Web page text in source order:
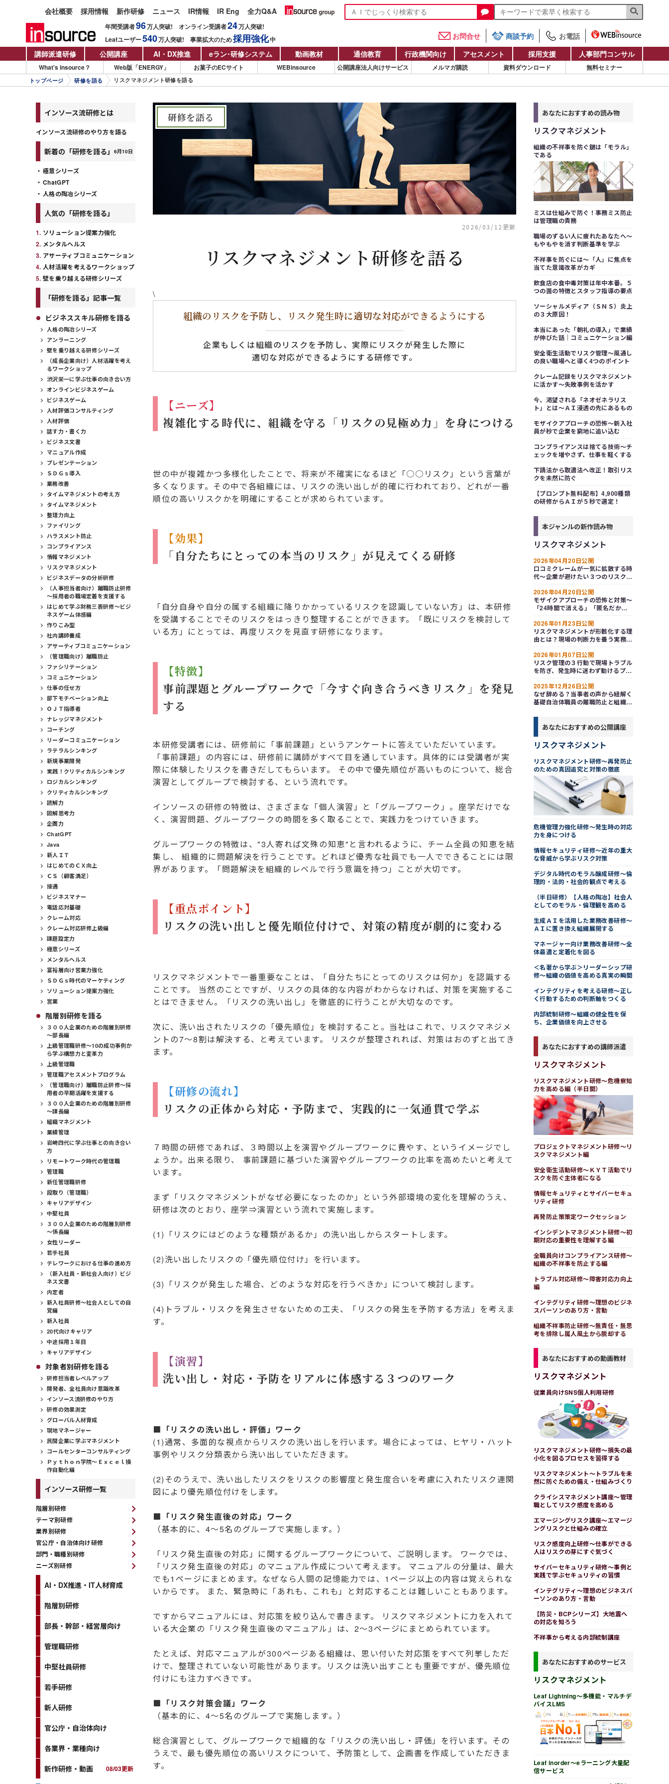
会社概要 採用情報 新作研修 ニュース IR情報 IR Eng 全力Q&A
年間受講者96万人突破! オンライン受講者24万人突破!
Leafユーザー540万人突破! 事業拡大のため採用強化中 お問合せ 商談予約
お電話
講師派遣研修
公開講座 AI・DX推進 eラン・研修システム 動画教材 通信教育 行政機関向け アセスメント 採用支援 人事部門コンサル
What's insource？ Web版「ENERGY」 お菓子のECサイト WEBinsource 公開講座法人向けサービス メルマガ購読 資料ダウンロード 無料セミナー
トップページ 研修を語る リスクマネジメント研修を語る
研修を語る
2026/03/12更新
リスクマネジメント研修を語る
\
組織のリスクを予防し、リスク発生時に適切な対応ができるようにする
企業もしくは組織のリスクを予防し、実際にリスクが発生した際に
適切な対応ができるようにする研修です。
【ニーズ】
複雑化する時代に、組織を守る「リスクの見極め力」を身につける
世の中が複雑かつ多様化したことで、将来が不確実になるほど「○○リスク」という言葉が
多くなります。その中で各組織には、リスクの洗い出しが的確に行われており、どれが一番
順位の高いリスクかを明確にすることが求められています。
【効果】
「自分たちにとっての本当のリスク」が見えてくる研修
「自分自身や自分の属する組織に降りかかっているリスクを認識していない方」は、本研修
を受講することでそのリスクをはっきり整理することができます。「既にリスクを検討して
いる方」にとっては、再度リスクを見直す研修になります。
【特徴】
事前課題とグループワークで「今すぐ向き合うべきリスク」を発見
する
本研修受講者には、研修前に「事前課題」というアンケートに答えていただいています。
「事前課題」の内容には、研修前に講師がすべて目を通しています。具体的には受講者が実
際に体験したリスクを書きだしてもらいます。 その中で優先順位が高いものについて、総合
演習としてグループで検討する、という流れです。
インソースの研修の特徴は、さまざまな「個人演習」と「グループワーク」。座学だけでな
く、演習問題、グループワークの時間を多く取ることで、実践力をつけていきます。
グループワークの特徴は、"3人寄れば文殊の知恵"と言われるように、チーム全員の知恵を結
集し、 組織的に問題解決を行うことです。どれほど優秀な社員でも一人でできることには限
界があります。「問題解決を組織的レベルで行う意識を持つ」ことが大切です。
【重点ポイント】
リスクの洗い出しと優先順位付けで、対策の精度が劇的に変わる
リスクマネジメントで一番重要なことは、「自分たちにとってのリスクは何か」を認識する
ことです。 当然のことですが、リスクの具体的な内容がわからなければ、対策を実施するこ
とはできません。「リスクの洗い出し」を徹底的に行うことが大切なのです。
次に、洗い出されたリスクの「優先順位」を検討すること。当社はこれで、リスクマネジメ
ントの7～8割は解決する、と考えています。 リスクが整理されれば、対策はおのずと出てき
ます。
【研修の流れ】
リスクの正体から対応・予防まで、実践的に一気通貫で学ぶ
７時間の研修であれば、３時間以上を演習やグループワークに費やす、というイメージでし
ょうか。出来る限り、 事前課題に基づいた演習やグループワークの比率を高めたいと考えて
います。
まず「リスクマネジメントがなぜ必要になったのか」という外部環境の変化を理解のうえ、
研修は次のとおり、座学⇒演習という流れで実施します。
(1)「リスクにはどのような種類があるか」の洗い出しからスタートします。
(2)洗い出したリスクの「優先順位付け」を行います。
(3)「リスクが発生した場合、どのような対応を行うべきか」について検討します。
(4)トラブル・リスクを発生させないための工夫、「リスクの発生を予防する方法」を考えま
す。
【演習】
洗い出し・対応・予防をリアルに体感する３つのワーク
■「リスクの洗い出し・評価」ワーク
(1)通常、多面的な視点からリスクの洗い出しを行います。場合によっては、ヒヤリ・ハット
事例やリスク分類表から洗い出していただきます。
(2)そのうえで、洗い出したリスクをリスクの影響度と発生度合いを考慮に入れたリスク連関
図により優先順位付けをします。
■「リスク発生直後の対応」ワーク
（基本的に、4～5名のグループで実施します。）
「リスク発生直後の対応」に関するグループワークについて、ご説明します。 ワークでは、
「リスク発生直後の対応」のマニュアル作成について考えます。 マニュアルの分量は、最大
でも1ページにまとめます。なぜなら人間の記憶能力では、1ページ以上の内容は覚えられな
いからです。 また、緊急時に「あれも、これも」と対応することは難しいこともあります。
ですからマニュアルには、対応策を絞り込んで書きます。 リスクマネジメントに力を入れて
いる大企業の「リスク発生直後のマニュアル」は、2～3ページにまとめられています。
たとえば、対応マニュアルが300ページある組織は、思い付いた対応策をすべて列挙しただ
けで、整理されていない可能性があります。リスクは洗い出すことも重要ですが、優先順位
付けにも注力すべきです。
■「リスク対策会議」ワーク
（基本的に、4～5名のグループで実施します。）
総合演習として、グループワークで組織的な「リスクの洗い出し・評価」を行います。その
うえで、最も優先順位の高いリスクについて、予防策として、企画書を作成していただきま
す。
インソース流研修とは
インソース流研修のやり方を語る
新着の「研修を語る」 6月10日
極意シリーズ
ChatGPT
人格の陶冶シリーズ
人気の「研修を語る」
ソリューション提案力強化
メンタルヘルス
アサーティブコミュニケーション
人材活躍を考えるワークショップ
壁を乗り越える研修シリーズ
「研修を語る」記事一覧
ビジネススキル研修を語る
人格の陶冶シリーズ
アンラーニング
壁を乗り越える研修シリーズ
（成長企業向け）人材活躍を考え
るワークショップ
渋沢栄一に学ぶ仕事の向き合い方
オンラインビジネスゲーム
ビジネスゲーム
人材評価コンサルティング
人材評価
話す力・書く力
ビジネス文書
マニュアル作成
プレゼンテーション
ＳＤＧｓ導入
業務改善
タイムマネジメントの考え方
タイムマネジメント
整理力向上
ファイリング
ハラスメント防止
コンプライアンス
情報マネジメント
リスクマネジメント
ビジネスデータの分析研修
（人事担当者向け）離職防止研修
～採用者の職場定着を支援する
はじめて学ぶ財務三表研修～ビジ
ネスゲーム体感編
作りこみ型
社内講師養成
アサーティブコミュニケーション
（管理職向け）離職防止
ファシリテーション
コミュニケーション
仕事の任せ方
部下モチベーション向上
ＯＪＴ指導者
ナレッジマネジメント
コーチング
リーダーコミュニケーション
ラテラルシンキング
新規事業開発
実践！クリティカルシンキング
ロジカルシンキング
クリティカルシンキング
読解力
図解思考力
企画力
ChatGPT
Java
新人ＩＴ
はじめてのＣＸ向上
ＣＳ（顧客満足）
接遇
ビジネスマナー
電話応対基礎
クレーム対応
クレーム対応研修上級編
課題設定力
極意シリーズ
メンタルヘルス
富裕層向け営業力強化
ＳＤＧｓ時代のマーケティング
ソリューション提案力強化
営業
階層別研修を語る
３００人企業のための階層別研修
～部長編
上級管理職研修～10の成功事例か
ら学ぶ構想力と変革力
上級管理職
管理職アセスメントプログラム
（管理職向け）離職防止研修～採
用者の早期活躍を支援する
３００人企業のための階層別研修
～課長編
組織マネジメント
業績管理
岩崎四代に学ぶ仕事との向き合い
方
リモートワーク時代の管理職
管理職
新任管理職研修
段取り（管理職）
キャリアデザイン
中堅社員
３００人企業のための階層別研修
～係長編
女性リーダー
若手社員
テレワークにおける仕事の進め方
（新入社員・新社会人向け）ビジ
ネス文書
内定者
新入社員研修～社会人としての自
覚編
新入社員
20代向けキャリア
中途採用１年目
キャリアデザイン
対象者別研修を語る
研修担当者レベルアップ
開発者、全社員向け意識改革
インソース流研修のやり方
研修の効果測定
グローバル人材育成
現地マネージャー
民間企業に学ぶマネジメント
コールセンターコンサルティング
Ｐｙｔｈｏｎ学院～Ｅｘｃｅｌ操
作自動化編
インソース研修一覧
階層別研修
テーマ別研修
業界別研修
官公庁・自治体向け研修
部門・職種別研修
ニーズ別研修
AI・DX推進・IT人材育成
階層別研修
部長・幹部・経営層向け
管理職研修
中堅社員研修
若手研修
新人研修
官公庁・自治体向け
各業界・業種向け
新作研修・動画 08/03更新
あなたにおすすめの読み物
リスクマネジメント
組織の不祥事を防ぐ鍵は「モラル」
である
ミスは仕組みで防ぐ！事務ミス防止
は管理職の責務
職場のずるい人に疲れたあなたへ～
もやもやを消す判断基準を学ぶ
不祥事を防ぐには～「人」に焦点を
当てた意識改革がカギ
飲食店の食中毒対策は年中本番。５
つの菌の特徴とスタッフ指導の要点
ソーシャルメディア（ＳＮＳ）炎上
の３大原因！
本当にあった「朝礼の導入」で業績
が伸びた話｜コミュニケーション編
安全衛生活動でリスク管理～風通し
の良い職場へと導く4つのポイント
クレーム記録をリスクマネジメント
に活かす～失敗事例を活かす
今、渇望される「ネオゼネラリス
ト」とは～ＡＩ浸透の先にあるもの
モザイクアプローチの恐怖～新入社
員が秒で企業を窮地に追い込む
コンプライアンスは捨てる技術～チ
ェックを増やさず、仕事を軽くする
下請法から取適法へ改正！取引リス
クを未然に防ぐ
【プロンプト無料配布】4,900種類
の研修からＡＩが５秒で選定！
本ジャンルの新作読み物
リスクマネジメント
2026年04月20日公開
口コミクレームが一気に拡散する時
代～企業が避けたい３つのリスクと
2026年04月20日公開
モザイクアプローチの恐怖と対策～
「24時間で消える」「匿名だか
業を窮地に追い込む
2026年01月23日公開
リスクマネジメントが形骸化する理
由とは？現場の判断力を養う実務設
2026年01月07日公開
リスク管理の３行動で現場トラブル
を防ぎ、発生時に迷わず動けるプロ
2025年12月26日公開
なぜ辞める？当事者の声から紐解く
基礎自治体職員の離職防止と組織づ
がい改革
あなたにおすすめの公開講座
リスクマネジメント
リスクマネジメント研修～再発防止
のための真因追究と対策の徹底
危機管理力強化研修～発生時の対応
力を身につける
情報セキュリティ研修～近年の重大
な脅威から学ぶリスク対策
デジタル時代のモラル醸成研修～倫
理的・法的・社会的観点で考える
（半日研修）【人格の陶冶】社会人
としてのモラル・倫理観を高める
生成ＡＩを活用した業務改善研修～
ＡＩに置き換え組織展開する
マネージャー向け業務改善研修～全
体最適と定着化を図る
＜名著から学ぶ＞リーダーシップ研
修～組織の価値を高める真実の瞬間
インテグリティを考える研修～正し
く行動するための判断軸をつくる
内部統制研修～組織の健全性を保
ち、企業価値を向上させる
あなたにおすすめの講師派遣
リスクマネジメント
リスクマネジメント研修～危機察知
力を高める編（半日間）
プロジェクトマネジメント研修～リ
スクマネジメント編
安全衛生活動研修～ＫＹＴ活動でリ
スクを防ぐ主体者になる
情報セキュリティとサイバーセキュ
リティ研修
再発防止策策定ワークセッション
インシデントマネジメント研修～初
期対応の重要性を理解する編
全職員向けコンプライアンス研修～
組織の不祥事を防止する編
トラブル対応研修～障害対応力向上
編
インテグリティ研修～理想のビジネ
スパーソンのあり方・言動
組織不祥事防止研修～無責任・無思
考を排除し属人風土から脱却する
あなたにおすすめの動画教材
リスクマネジメント
従業員向けSNS個人利用研修
リスクマネジメント研修～損失の最
小化を図るプロセスを習得する
リスクマネジメント～トラブルを未
然に防ぐための備え・仕組みづくり
クライシスマネジメント講座～管理
職としてリスク感度を高める
エマージングリスク講座～エマージ
ングリスクと仕組みの確立
リスク感度向上研修～仕事ができる
人はリスクの芽にすぐ気づく
サイバーセキュリティ研修～事例と
実践で学ぶセキュリティの習慣
インテグリティ～理想のビジネスパ
ーソンのあり方・言動
【防災・BCPシリーズ】大地震へ
の対応を知ろう
不祥事から考える内部統制講座
あなたにおすすめのサービス
リスクマネジメント
Leaf Lightning～多機能・マルチデ
バイスLMS
Leaf inorder～eラーニング大量配
信サービス